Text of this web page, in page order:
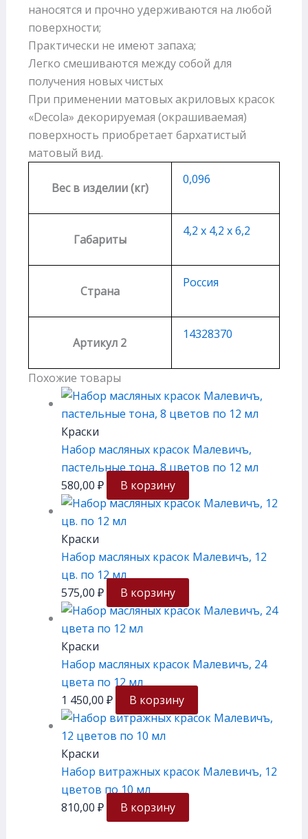
наносятся и прочно удерживаются на любой
поверхности;
Практически не имеют запаха;
Легко смешиваются между собой для
получения новых чистых
При применении матовых акриловых красок
«Decola» декорируемая (окрашиваемая)
поверхность приобретает бархатистый
матовый вид.
Вес в изделии (кг)
0,096
Габариты
4,2 х 4,2 х 6,2
Страна
Россия
Артикул 2
14328370
Похожие товары
Краски
Набор масляных красок Малевичъ,
пастельные тона, 8 цветов по 12 мл
580,00 ₽ В корзину
Краски
Набор масляных красок Малевичъ, 12
цв. по 12 мл
575,00 ₽ В корзину
Краски
Набор масляных красок Малевичъ, 24
цвета по 12 мл
1 450,00 ₽ В корзину
Краски
Набор витражных красок Малевичъ, 12
цветов по 10 мл
810,00 ₽ В корзину